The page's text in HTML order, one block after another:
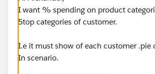
I want % spending on product
5top categories of customer.
I.e it must show of each customer .pie
In scenario.